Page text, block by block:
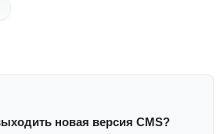
новая версия CMS?